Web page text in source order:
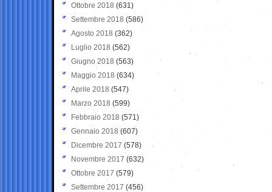
Ottobre 2018 (631)
Settembre 2018 (586)
Agosto 2018 (362)
Luglio 2018 (562)
Giugno 2018 (563)
Maggio 2018 (634)
Aprile 2018 (547)
Marzo 2018 (599)
Febbraio 2018 (571)
Gennaio 2018 (607)
Dicembre 2017 (578)
Novembre 2017 (632)
Ottobre 2017 (579)
Settembre 2017 (456)